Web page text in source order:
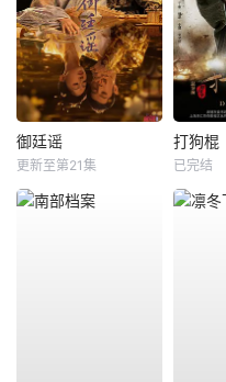
御廷谣
更新至第21集
打狗棍
已完结